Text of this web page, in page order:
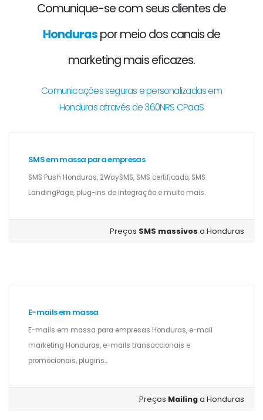
Comunique-se com seus clientes de
Honduraspor meio dos canais de
marketing mais eficazes.
Comunicações seguras e personalizadas em
Honduras através de 360NRS CPaaS
SMS em massa para empresas
SMS Push Honduras, 2WaySMS, SMS certificado, SMS
LandingPage, plug-ins de integração e muito mais.
Preços SMS massivosa Honduras
E-mails em massa
E-mails em massa para empresas Honduras, e-mail
marketing Honduras, e-mails transaccionais e
promocionais, plugins...
Preços Mailinga Honduras